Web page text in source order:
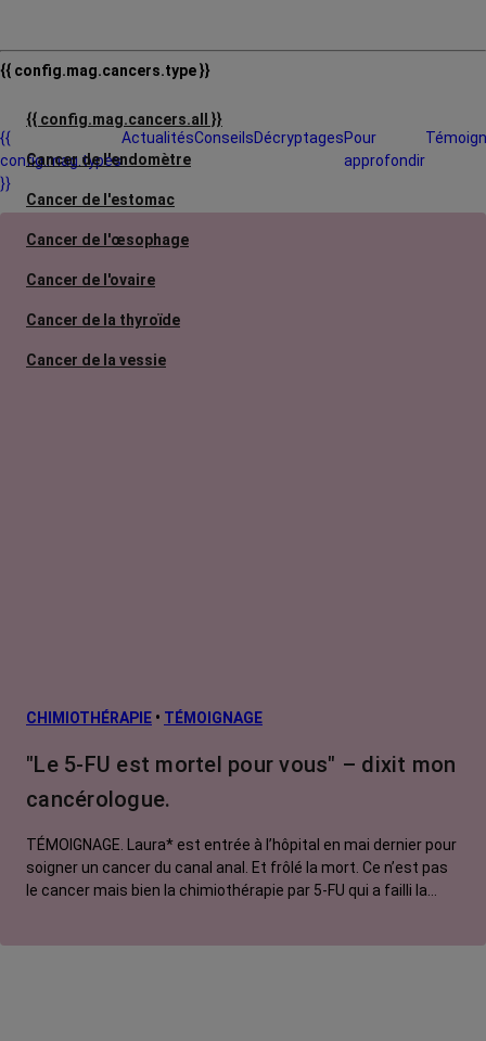
{{ config.mag.cancers.type }}
{{ config.mag.cancers.all }}
Cancer de l'endomètre
Cancer de l'estomac
Cancer de l'œsophage
Cancer de l'ovaire
Cancer de la thyroïde
Cancer de la vessie
Leucémie myéloïde chronique
Lymphome non hodgkinien
{{
config.mag.types
}}
ActualitésConseilsDécryptagesPour
approfondir
CHIMIOTHÉRAPIE • TÉMOIGNAGE
"Le 5-FU est mortel pour vous" – dixit mon
cancérologue.
TÉMOIGNAGE. Laura* est entrée à l’hôpital en mai dernier pour
soigner un cancer du canal anal. Et frôlé la mort. Ce n’est pas
le cancer mais bien la chimiothérapie par 5-FU qui a failli la